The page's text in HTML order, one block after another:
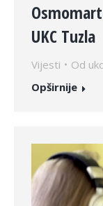
UKC Tuzla
Vijesti Od
Opširnije